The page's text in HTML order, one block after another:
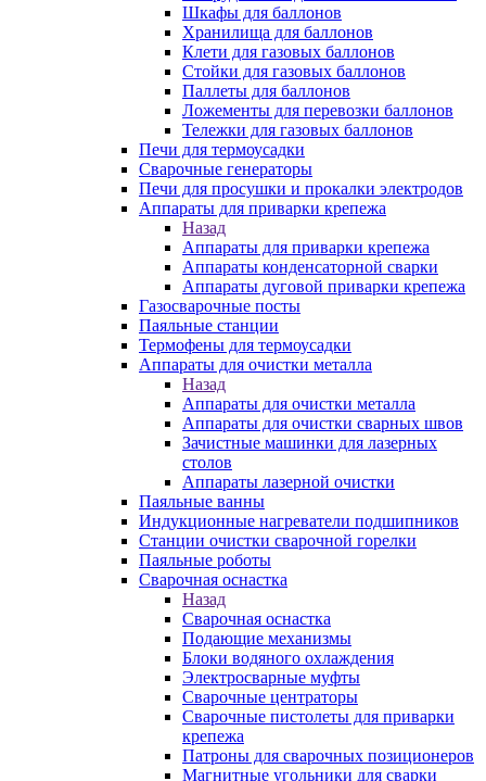
Шкафы для баллонов
Хранилища для баллонов
Клети для газовых баллонов
Стойки для газовых баллонов
Паллеты для баллонов
Ложементы для перевозки баллонов
Тележки для газовых баллонов
Печи для термоусадки
Сварочные генераторы
Печи для просушки и прокалки электродов
Аппараты для приварки крепежа
Назад
Аппараты для приварки крепежа
Аппараты конденсаторной сварки
Аппараты дуговой приварки крепежа
Газосварочные посты
Паяльные станции
Термофены для термоусадки
Аппараты для очистки металла
Назад
Аппараты для очистки металла
Аппараты для очистки сварных швов
Зачистные машинки для лазерных
столов
Аппараты лазерной очистки
Паяльные ванны
Индукционные нагреватели подшипников
Станции очистки сварочной горелки
Паяльные роботы
Сварочная оснастка
Назад
Сварочная оснастка
Подающие механизмы
Блоки водяного охлаждения
Электросварные муфты
Сварочные центраторы
Сварочные пистолеты для приварки
крепежа
Патроны для сварочных позиционеров
Магнитные угольники для сварки